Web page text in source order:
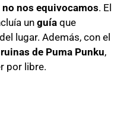
no nos equivocamos. El
un guía que
lugar. Además, con el
ruinas de Puma Punku,
por libre.